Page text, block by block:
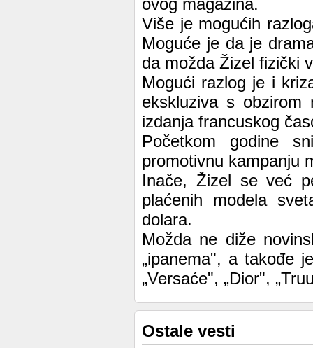
ovog magazina.
Više je mogućih
Moguće je da je
da možda Žizel fizički
Mogući razlog je i
ekskluziva s
izdanja francuskog
Početkom godine
promotivnu kampanju
Inače, Žizel se već
plaćenih modela
dolara.
Možda ne diže
„ipanema", a takođe
„Versaće", „Dior",
Ostale vesti